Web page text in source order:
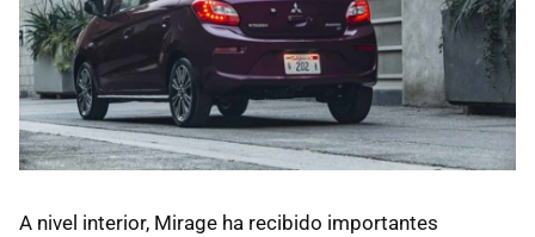
A nivel interior, Mirage ha recibido importantes